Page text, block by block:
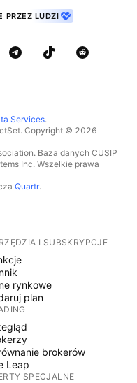
PRZEZ LUDZI
Services.
Copyright © 2026
Baza danych CUSIP
Inc. Wszelkie prawa
Quartr.
I SUBSKRYPCJE
rynkowe
plan
brokerów
Leap
SPECJALNE